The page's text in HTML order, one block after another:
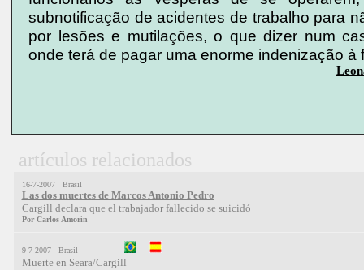
subnotificação de acidentes de trabalho para
por lesões e mutilações, o que dizer num
onde terá de pagar uma enorme indenização à
artículos relacionados
16-7-2007 Brasil
Las dos muertes de Marcos Antonio Pedro
Cargill declara que el trabajador fallecido se suicidó
Por Carlos Amorín
9-7-2007 Brasil
Muerte en Seara/Cargill